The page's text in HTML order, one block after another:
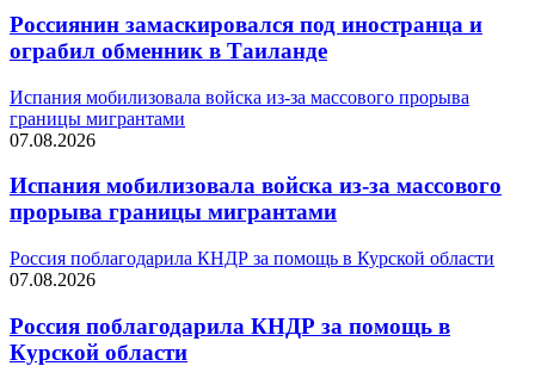
Россиянин замаскировался под иностранца и
ограбил обменник в Таиланде
Испания мобилизовала войска из-за массового прорыва
границы мигрантами
07.08.2026
Испания мобилизовала войска из-за массового
прорыва границы мигрантами
Россия поблагодарила КНДР за помощь в Курской области
07.08.2026
Россия поблагодарила КНДР за помощь в
Курской области